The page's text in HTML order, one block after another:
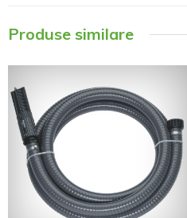
Produse similare